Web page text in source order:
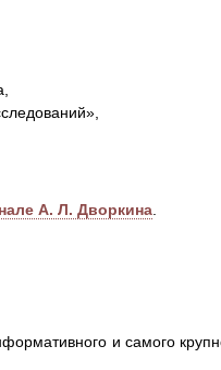
А. Л. Дворкина
и самого